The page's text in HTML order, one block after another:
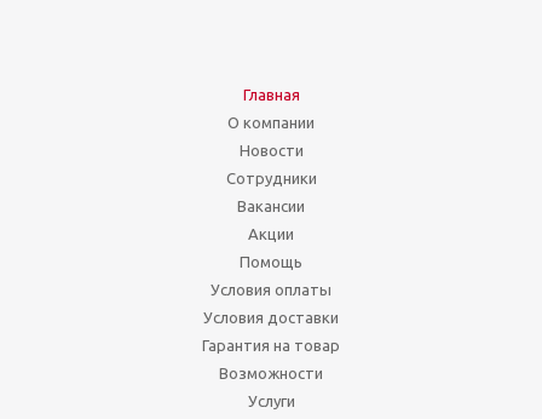
Главная
О компании
Новости
Сотрудники
Вакансии
Акции
Помощь
Условия оплаты
Условия доставки
Гарантия на товар
Возможности
Услуги